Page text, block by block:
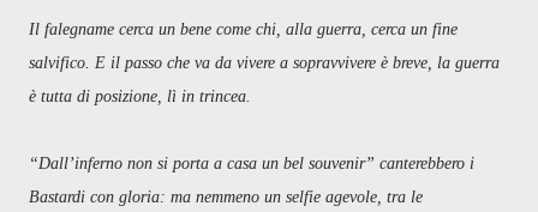
Il falegname cerca un bene come chi, alla guerra, cerca un fine
salvifico. E il passo che va da vivere a sopravvivere è breve, la guerra
è tutta di posizione, lì in trincea.
“Dall’inferno non si porta a casa un bel souvenir” canterebbero i
Bastardi con gloria: ma nemmeno un selfie agevole, tra le